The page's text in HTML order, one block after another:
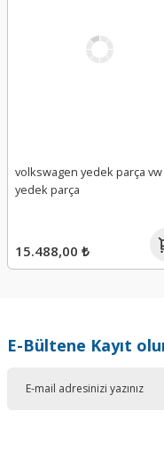
volkswagen yedek parça vw
yedek parça
15.488,00 ₺
E-Bültene Kayıt